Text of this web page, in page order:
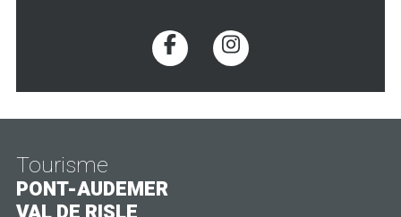
Voir la page Facebook
Voir la page
Tourisme
PONT-AUDEMER